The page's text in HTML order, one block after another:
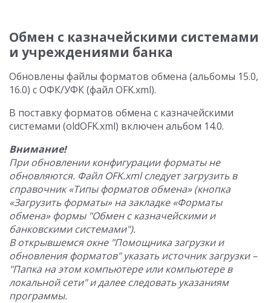
Обмен с казначейскими системами
и учреждениями банка
Обновлены файлы форматов обмена (альбомы 15.0,
16.0) с ОФК/УФК (файл OFK.xml).
В поставку форматов обмена с казначейскими
системами (oldOFK.xml) включен альбом 14.0.
Внимание!
При обновлении конфигурации форматы не
обновляются. Файл OFK.xml следует загрузить в
справочник «Типы форматов обмена» (кнопка
«Загрузить форматы» на закладке «Форматы
обмена» формы "Обмен с казначейскими и
банковскими системами").
В открывшемся окне "Помощника загрузки и
обновления форматов" указать источник загрузки –
"Папка на этом компьютере или компьютере в
локальной сети" и далее следовать указаниям
программы.